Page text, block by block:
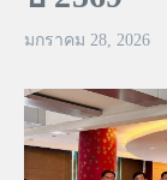
มกราคม 28, 2026